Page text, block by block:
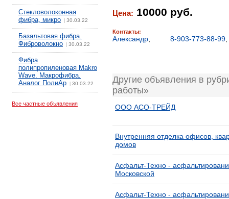
Стекловолоконная
фибра, микро
30.03.22
Базальтовая фибра.
Фиброволокно
30.03.22
Фибра
полипропиленовая Makro
Wave. Макрофибра.
Аналог ПолиАр
30.03.22
Все частные объявления
Цена: 10000 руб.
Контакты:
Александр 8-903-773-88-99
Другие объявления в
работы»
ООО АСО-ТРЕЙД
Внутренняя отделка офисов,
домов
Асфальт-Техно -
Московской
Асфальт-Техно -